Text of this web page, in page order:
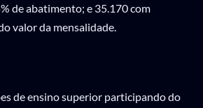
de abatimento; e 35.170 com
valor da mensalidade.
de ensino superior participando do